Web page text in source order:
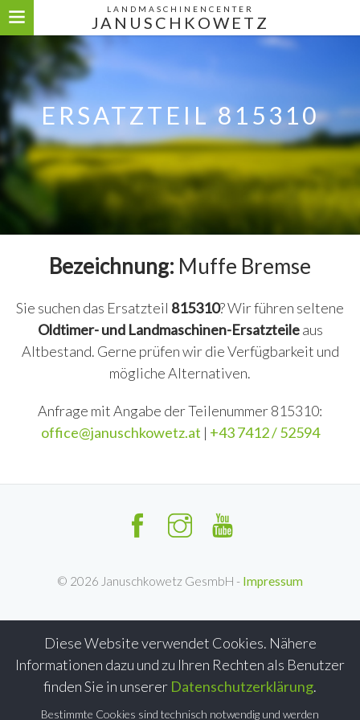
LANDMASCHINENCENTER
JANUSCHKOWETZ
Diese Website verwendet Cookies. Nähere
Informationen dazu und zu Ihren Rechten als Benutzer
finden Sie in unserer Datenschutzerklärung.
Bestimmte Cookies sind technisch notwendig und werden
ERSATZTEIL 815310
Bezeichnung: Muffe Bremse
Sie suchen das Ersatzteil 815310? Wir führen seltene
Oldtimer- und Landmaschinen-Ersatzteileaus
Altbestand. Gerne prüfen wir die Verfügbarkeit und
mögliche Alternativen.
Anfrage mit Angabe der Teilenummer 815310:
office@januschkowetz.at | +43 7412 / 52594
© 2026 Januschkowetz GesmbH - Impressum